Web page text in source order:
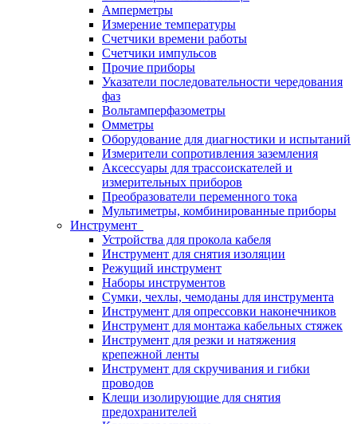
Амперметры
Измерение температуры
Счетчики времени работы
Счетчики импульсов
Прочие приборы
Указатели последовательности чередования
фаз
Вольтамперфазометры
Омметры
Оборудование для диагностики и испытаний
Измерители сопротивления заземления
Аксессуары для трассоискателей и
измерительных приборов
Преобразователи переменного тока
Мультиметры, комбинированные приборы
Инструмент
Устройства для прокола кабеля
Инструмент для снятия изоляции
Режущий инструмент
Наборы инструментов
Сумки, чехлы, чемоданы для инструмента
Инструмент для опрессовки наконечников
Инструмент для монтажа кабельных стяжек
Инструмент для резки и натяжения
крепежной ленты
Инструмент для скручивания и гибки
проводов
Клещи изолирующие для снятия
предохранителей